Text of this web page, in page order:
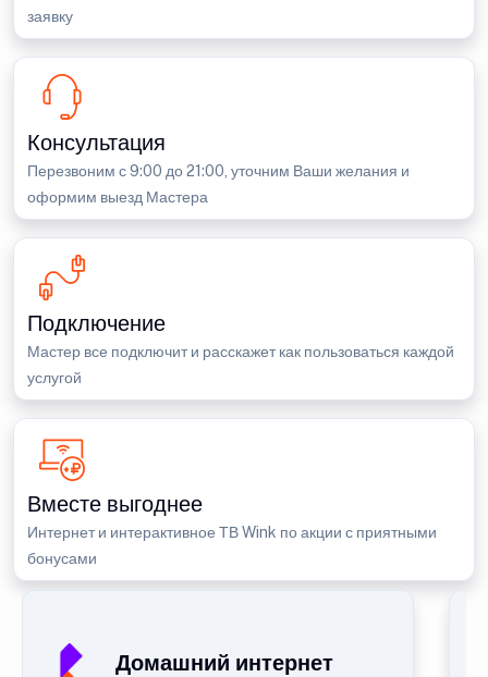
заявку
Консультация
Перезвоним с 9:00 до 21:00, уточним Ваши желания и
оформим выезд Мастера
Подключение
Мастер все подключит и расскажет как пользоваться каждой
услугой
Вместе выгоднее
Интернет и интерактивное ТВ Wink по акции с приятными
бонусами
Домашний интернет